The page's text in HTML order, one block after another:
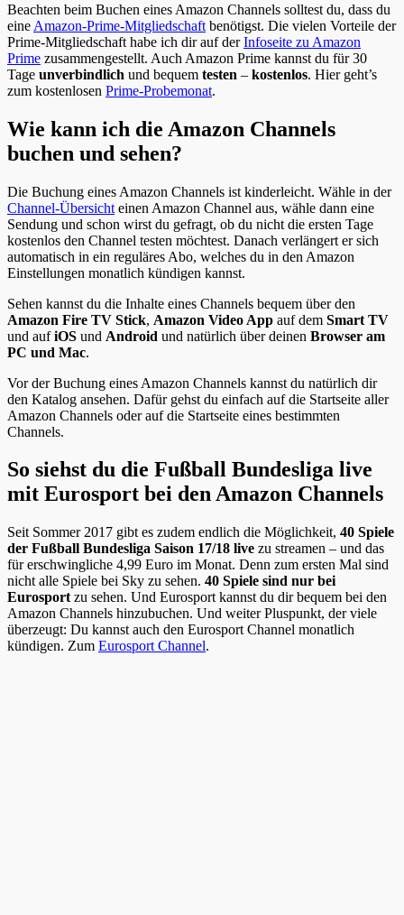
Beachten beim Buchen eines Amazon Channels solltest du, dass du
eine Amazon-Prime-Mitgliedschaft benötigst. Die vielen Vorteile der
Prime-Mitgliedschaft habe ich dir auf derInfoseite zu Amazon
Prime zusammengestellt. Auch Amazon Prime kannst du für 30
Tage unverbindlich und bequem testen – kostenlos. Hier geht’s
zum kostenlosen Prime-Probemonat.
Wie kann ich die Amazon Channels
buchen und sehen?
Die Buchung eines Amazon Channels ist kinderleicht. Wähle in der
Channel-Übersicht einen Amazon Channel aus, wähle dann eine
Sendung und schon wirst du gefragt, ob du nicht die ersten Tage
kostenlos den Channel testen möchtest. Danach verlängert er sich
automatisch in ein reguläres Abo, welches du in den Amazon
Einstellungen monatlich kündigen kannst.
Sehen kannst du die Inhalte eines Channels bequem über den
Amazon Fire TV Stick, Amazon Video App auf dem Smart TV
und aufiOS und Android und natürlich über deinen Browser am
PC und Mac.
Vor der Buchung eines Amazon Channels kannst du natürlich dir
den Katalog ansehen. Dafür gehst du einfach auf die Startseite aller
Amazon Channels oder auf die Startseite eines bestimmten
Channels.
So siehst du die Fußball Bundesliga live
mit Eurosport bei den Amazon Channels
Seit Sommer 2017 gibt es zudem endlich die Möglichkeit, 40 Spiele
der Fußball Bundesliga Saison 17/18 live zu streamen – und das
für erschwingliche 4,99 Euro im Monat. Denn zum ersten Mal sind
nicht alle Spiele bei Sky zu sehen. 40 Spiele sind nur bei
Eurosport zu sehen. Und Eurosport kannst du dir bequem bei den
Amazon Channels hinzubuchen. Und weiter Pluspunkt, der viele
überzeugt: Du kannst auch den Eurosport Channel monatlich
kündigen. Zum Eurosport Channel.